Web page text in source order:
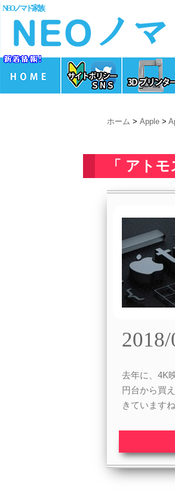
NEOノマド家族
ホーム > Apple >
「 アト
去年に、4K
円台から買
きています